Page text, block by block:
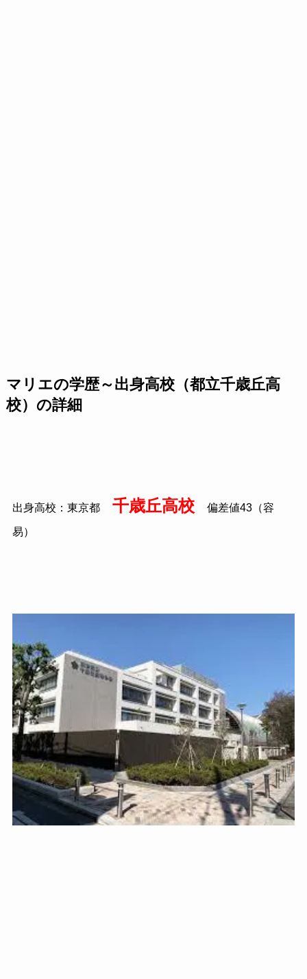
マリエの学歴～出身高校（都立千歳丘高
校）の詳細
出身高校：東京都 千歳丘高校 偏差値43（容
易）